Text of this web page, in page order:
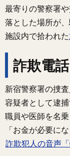
最寄りの警察署や
落とした場所が
施設内で拾われた
詐欺電
新宿警察署の捜
容疑者として逮
職員や医師を名
「お金が必要に
詐欺犯人の音声